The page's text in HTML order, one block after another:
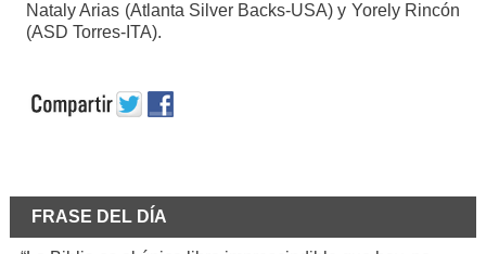
Nataly Arias (Atlanta Silver Backs-USA) y Yorely Rincón
(ASD Torres-ITA).
FRASE DEL DÍA